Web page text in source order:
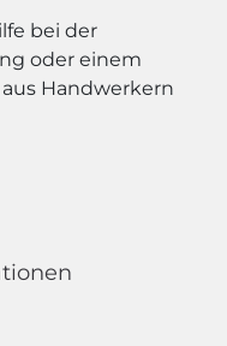
bei der
oder einem
Handwerkern